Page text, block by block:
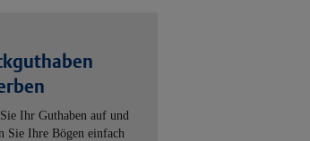
Ihr Guthaben auf und
Sie Ihre Bögen einfach